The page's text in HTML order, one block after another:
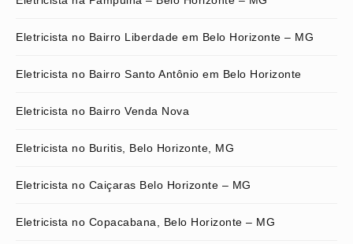
Eletricista no Bairro Liberdade em Belo Horizonte – MG
Eletricista no Bairro Santo Antônio em Belo Horizonte
Eletricista no Bairro Venda Nova
Eletricista no Buritis, Belo Horizonte, MG
Eletricista no Caiçaras Belo Horizonte – MG
Eletricista no Copacabana, Belo Horizonte – MG